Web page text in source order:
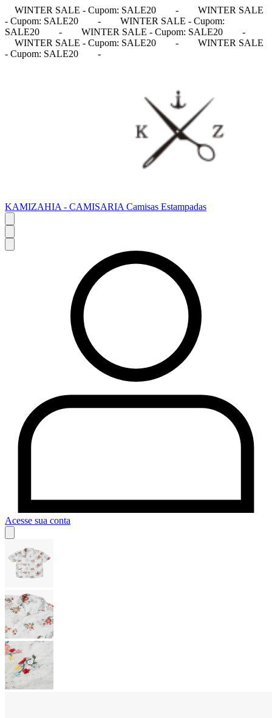
WINTER SALE - Cupom: SALE20 -
WINTER SALE
- Cupom: SALE20
-
WINTER SALE - Cupom:
SALE20
- WINTER SALE - Cupom: SALE20
-
WINTER SALE - Cupom: SALE20
-
WINTER SALE
- Cupom: SALE20
-
KAMIZAHIA - CAMISARIA Camisas Estampadas
Acesse sua conta